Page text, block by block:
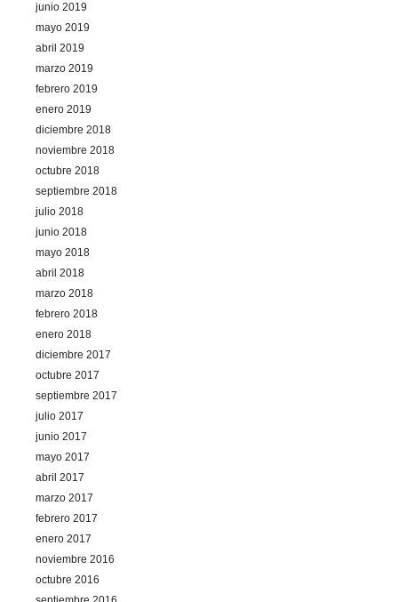
junio 2019
mayo 2019
abril 2019
marzo 2019
febrero 2019
enero 2019
diciembre 2018
noviembre 2018
octubre 2018
septiembre 2018
julio 2018
junio 2018
mayo 2018
abril 2018
marzo 2018
febrero 2018
enero 2018
diciembre 2017
octubre 2017
septiembre 2017
julio 2017
junio 2017
mayo 2017
abril 2017
marzo 2017
febrero 2017
enero 2017
noviembre 2016
octubre 2016